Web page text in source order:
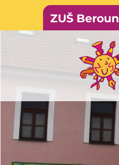
ZUŠ Beroun